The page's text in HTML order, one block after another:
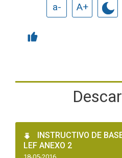
a- A+
INSTRUCTIVO DE
LEF ANEXO 2